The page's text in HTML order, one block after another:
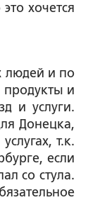
хочется
людей и по
и
и услуги.
Донецка,
т.к.
если
со стула.